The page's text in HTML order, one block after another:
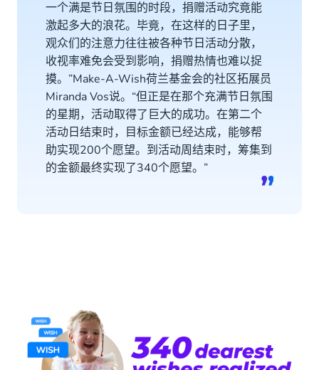
一个满是节日氛围的时段，捐赠活动究竟能
激起多大的浪花。毕竟，在这样的日子里，
观众们的注意力往往被各种节日活动分散，
收视率难免会受到影响，捐赠热情也难以捉
摸。”Make-A-Wish荷兰基金会的社区拓展员
Miranda Vos说。“但正是在那个充满节日氛围
的星期，活动取得了巨大的成功。在第二个
活动日结束时，目标金额已经达成，能够帮
助实现200个愿望。到活动周结束时，筹集到
的金额最终实现了340个愿望。”